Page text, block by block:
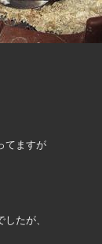
てますが
たが、